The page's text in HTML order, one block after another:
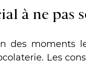
à ne pas
des moments
Les